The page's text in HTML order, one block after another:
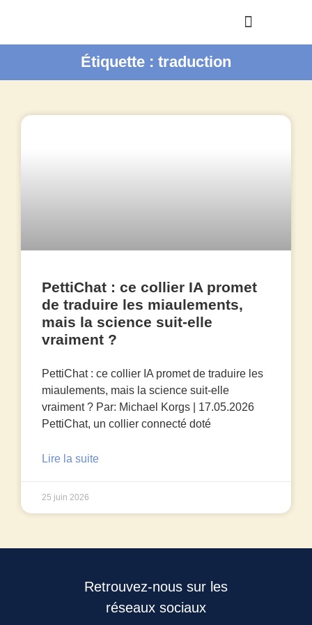
Étiquette : traduction
PettiChat : ce collier IA promet
de traduire les miaulements,
mais la science suit-elle
vraiment ?
PettiChat : ce collier IA promet de traduire les
miaulements, mais la science suit-elle
vraiment ? Par: Michael Korgs | 17.05.2026
PettiChat, un collier connecté doté
Lire la suite
25 juin 2026
Retrouvez-nous sur les
réseaux sociaux